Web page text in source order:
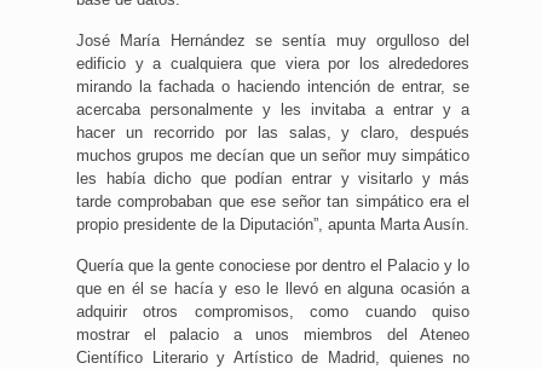
José María Hernández se sentía muy orgulloso del
edificio y a cualquiera que viera por los alrededores
mirando la fachada o haciendo intención de entrar, se
acercaba personalmente y les invitaba a entrar y a
hacer un recorrido por las salas, y claro, después
muchos grupos me decían que un señor muy simpático
les había dicho que podían entrar y visitarlo y más
tarde comprobaban que ese señor tan simpático era el
propio presidente de la Diputación”, apunta Marta Ausín.
Quería que la gente conociese por dentro el Palacio y lo
que en él se hacía y eso le llevó en alguna ocasión a
adquirir otros compromisos, como cuando quiso
mostrar el palacio a unos miembros del Ateneo
Científico Literario y Artístico de Madrid, quienes no